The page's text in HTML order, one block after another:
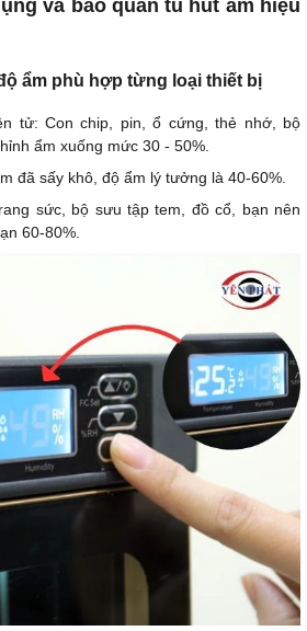
và bảo quản tủ hút ẩm hiệu
ẩm phù hợp từng loại thiết bị
tử: Con chip, pin, ổ cứng, thẻ nhớ, bộ
ẩm xuống mức 30 - 50%.
đã sấy khô, độ ẩm lý tưởng là 40-60%.
sức, bộ sưu tập tem, đồ cổ, bạn nên
60-80%.